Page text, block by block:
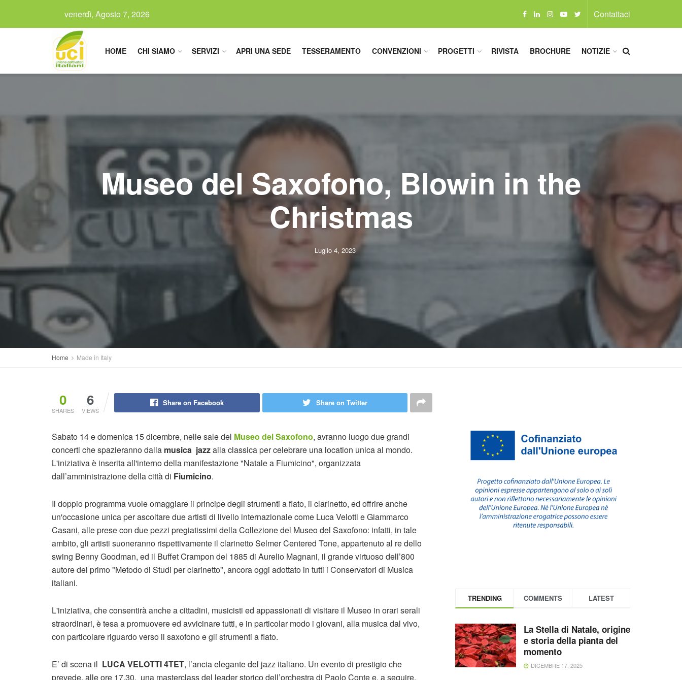
venerdì, Agosto 7, 2026 Contattaci
HOME CHI SIAMO SERVIZI APRI UNA SEDE TESSERAMENTO CONVENZIONI PROGETTI RIVISTA BROCHURE NOTIZIE
Museo del Saxofono, Blowin in the
Christmas
Luglio 4, 2023
Home Made in Italy
0
SHARES
6
VIEWS
Share on Facebook Share on Twitter
Sabato 14 e domenica 15 dicembre, nelle sale del Museo del Saxofono, avranno luogo due grandi
concerti che spazieranno dalla musica jazzalla classica per celebrare una location unica al mondo.
L'iniziativa è inserita all'interno della manifestazione "Natale a Fiumicino", organizzata
dall’amministrazione della città di Fiumicino.
Il doppio programma vuole omaggiare il principe degli strumenti a fiato, il clarinetto, ed offrire anche
un'occasione unica per ascoltare due artisti di livello internazionale come Luca Velotti e Giammarco
Casani, alle prese con due pezzi pregiatissimi della Collezione del Museo del Saxofono: infatti, in tale
ambito, gli artisti suoneranno rispettivamente il clarinetto Selmer Centered Tone, appartenuto al re dello
swing Benny Goodman, ed il Buffet Crampon del 1885 di Aurelio Magnani, il grande virtuoso dell’800
autore del primo "Metodo di Studi per clarinetto", ancora oggi adottato in tutti i Conservatori di Musica
italiani.
L'iniziativa, che consentirà anche a cittadini, musicisti ed appassionati di visitare il Museo in orari serali
straordinari, è tesa a promuovere ed avvicinare tutti, e in particolar modo i giovani, alla musica dal vivo,
con particolare riguardo verso il saxofono e gli strumenti a fiato.
E’ di scena il LUCA VELOTTI 4TET, l’ancia elegante del jazz italiano. Un evento di prestigio che
prevede, alle ore 17.30, una masterclass del leader storico dell’orchestra di Paolo Conte e, a seguire,
TRENDING COMMENTS LATEST
La Stella di Natale, origine
e storia della pianta del
momento
DICEMBRE 17, 2025